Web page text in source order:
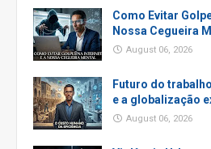
Como Evitar
Nossa Cegueira
August 06, 2026
Futuro do
e a globalização
August 06, 2026